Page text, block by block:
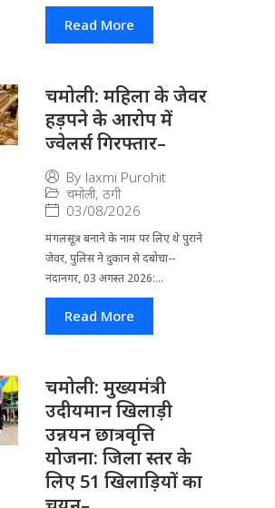
Read More
चमोली: महिला के जेवर
हड़पने के आरोप में
ज्वेलर्स गिरफ्तार–
By laxmi Purohit
चमोली, ठगी
03/08/2026
मंगलसूत्र बनाने के नाम पर लिए थे पुराने
जेवर, पुलिस ने दुकान से दबोचा--
नंदानगर, 03 अगस्त 2026:...
Read More
चमोली: मुख्यमंत्री
उदीयमान खिलाड़ी
उन्नयन छात्रवृत्ति
योजना: जिला स्तर के
लिए 51 खिलाड़ियों का